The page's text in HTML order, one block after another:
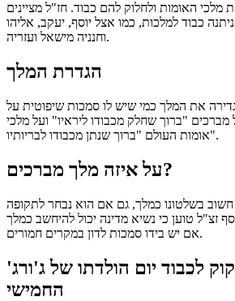
האומות ולחלוק להם כבוד. חז"ל מציינים
כבוד למלכות, כמו אצל יוסף, יעקב, אליהו
וחנניה מישאל ועזריה.
הגדרת המלך
את המלך כמי שיש לו סמכות שיפוטית על
"ברוך שחלק מכבודו ליראיו" ועל מלכי
אומות העולם "ברוך שנתן מכבודו לבריותיו".
על איזה מלך מברכים?
בשלטונו כמלך, גם אם הוא נבחר לתקופה
זצ"ל טוען כי נשיא מדינה יכול להיחשב כמלך
אם יש בידו סמכות לדון במקרים חמורים.
לכבוד יום הולדתו של ג'ורג'
החמישי